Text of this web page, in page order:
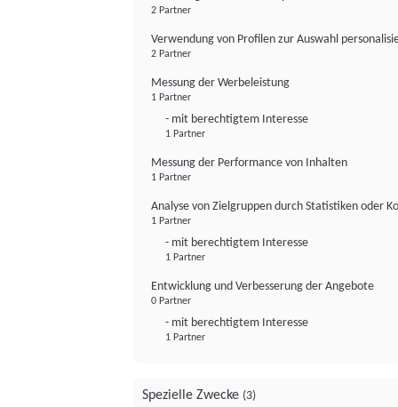
2 Partner
Verwendung von Profilen zur Auswahl
2 Partner
Messung der Werbeleistung
1 Partner
- mit berechtigtem Interesse
1 Partner
Messung der Performance von Inhalten
1 Partner
Analyse von Zielgruppen durch Statistiken oder
1 Partner
- mit berechtigtem Interesse
1 Partner
Entwicklung und Verbesserung der Angebote
0 Partner
- mit berechtigtem Interesse
1 Partner
Spezielle Zwecke (3)